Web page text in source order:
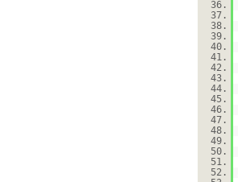
36.
37.
38.
39.
40.
41.
42.
43.
44.
45.
46.
47.
48.
49.
50.
51.
52.